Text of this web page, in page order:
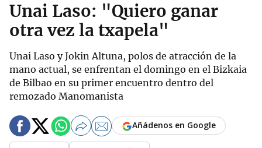
Unai Laso: "Quiero ganar
otra vez la txapela"
Unai Laso y Jokin Altuna, polos de atracción de la
mano actual, se enfrentan el domingo en el Bizkaia
de Bilbao en su primer encuentro dentro del
remozado Manomanista
Añádenos en Google